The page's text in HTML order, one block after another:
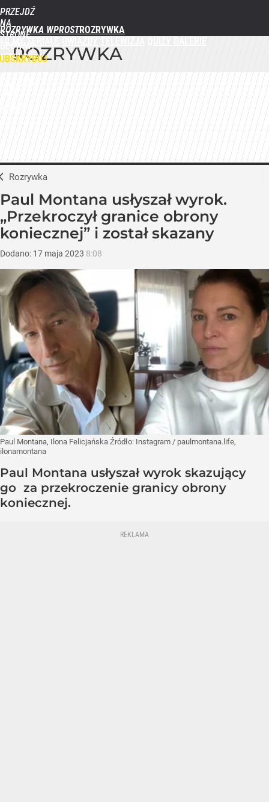
PRZEJDŹ
NA
STRONĘ
GŁÓWNĄ
WPROST.PL
ROZRYWKA WPROST
ROZRYWKA
Rozrywka
Paul Montana usłyszał wyrok.
„Przekroczył granice obrony
koniecznej” i został skazany
Dodano: 17 maja 2023 8:08
Paul Montana, Ilona Felicjańska Źródło: Instagram / paulmontana.life,
ilonamontana
Paul Montana usłyszał wyrok skazujący
go za przekroczenie granicy obrony
koniecznej.